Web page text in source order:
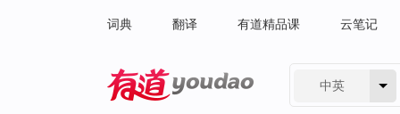
词典 翻译 有道精品课 云笔记
中英